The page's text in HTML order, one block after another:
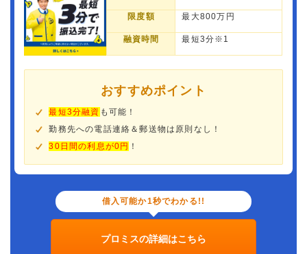
限度額 最大800万円
融資時間 最短3分※1
おすすめポイント
最短3分融資 も可能！
勤務先への電話連絡＆郵送物は原則なし！
30日間の利息が0円 ！
借入可能か1秒でわかる!!
プロミスの詳細はこちら